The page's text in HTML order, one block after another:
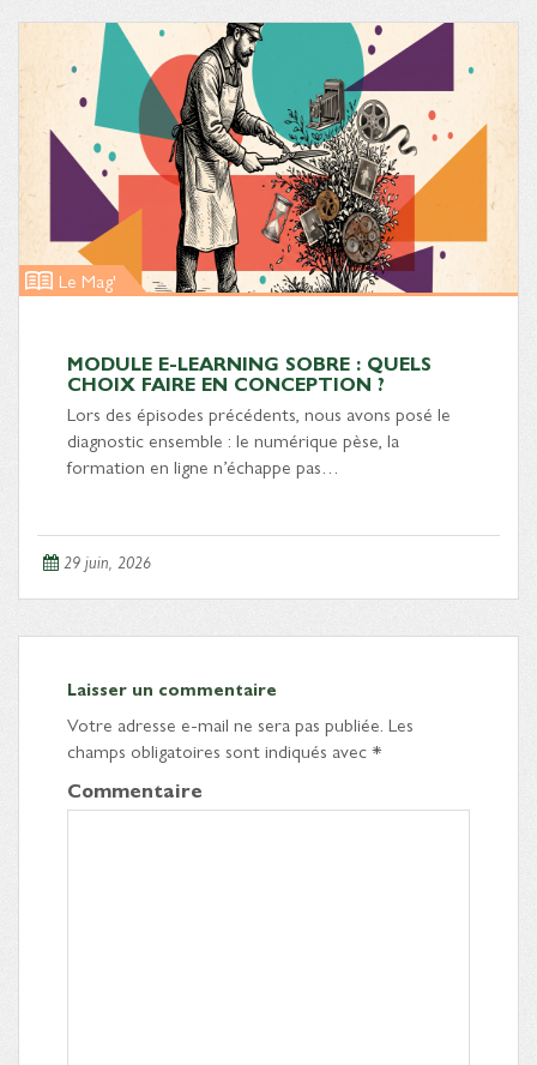
Le Mag'
MODULE E-LEARNING SOBRE : QUELS
CHOIX FAIRE EN CONCEPTION ?
Lors des épisodes précédents, nous avons posé le
diagnostic ensemble : le numérique pèse, la
formation en ligne n’échappe pas…
29 juin, 2026
Laisser un commentaire
Votre adresse e-mail ne sera pas publiée. Les
champs obligatoires sont indiqués avec*
Commentaire